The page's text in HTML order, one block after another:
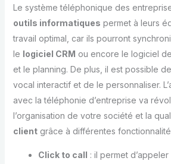
Le système téléphonique des
outils informatiques permet à leurs
travail optimal, car ils pourront
le logiciel CRM ou encore le logiciel
et le planning. De plus, il est possible
vocal interactif et de le personnaliser.
avec la téléphonie d’entreprise va
l’organisation de votre société et la
clientgrâce à différentes
Click to call : il permet